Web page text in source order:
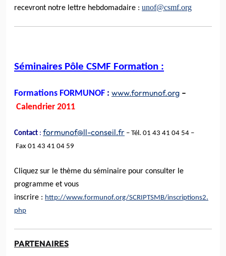
recevront notre lettre hebdomadaire : unof@csmf.org
Séminaires Pôle CSMF Formation :
Formations FORMUNOF : www.formunof.org –
Calendrier 2011
Contact : formunof@ll-conseil.fr – Tél. 01 43 41 04 54 –
Fax 01 43 41 04 59
Cliquez sur le thème du séminaire pour consulter le
programme et vous
inscrire : http://www.formunof.org/SCRIPTSMB/inscriptions2.
php
PARTENAIRES